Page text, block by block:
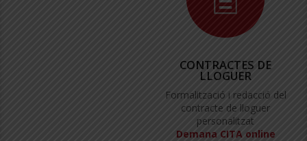
CONTRACTES DE
LLOGUER
Formalització i redacció del
contracte de lloguer
personalitzat
Demana CITA online